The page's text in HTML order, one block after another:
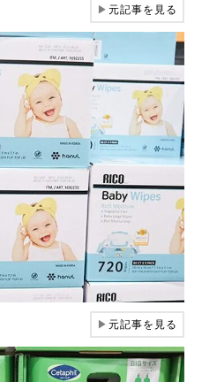
▶元記事を見る
▶元記事を見る